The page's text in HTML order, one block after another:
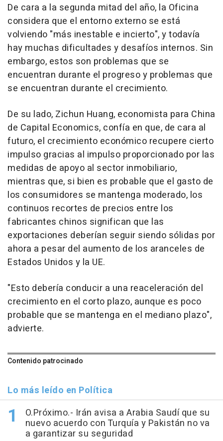
De cara a la segunda mitad del año, la Oficina
considera que el entorno externo se está
volviendo "más inestable e incierto", y todavía
hay muchas dificultades y desafíos internos. Sin
embargo, estos son problemas que se
encuentran durante el progreso y problemas que
se encuentran durante el crecimiento.
De su lado, Zichun Huang, economista para China
de Capital Economics, confía en que, de cara al
futuro, el crecimiento económico recupere cierto
impulso gracias al impulso proporcionado por las
medidas de apoyo al sector inmobiliario,
mientras que, si bien es probable que el gasto de
los consumidores se mantenga moderado, los
continuos recortes de precios entre los
fabricantes chinos significan que las
exportaciones deberían seguir siendo sólidas por
ahora a pesar del aumento de los aranceles de
Estados Unidos y la UE.
"Esto debería conducir a una reaceleración del
crecimiento en el corto plazo, aunque es poco
probable que se mantenga en el mediano plazo",
advierte.
Contenido patrocinado
Lo más leído en Política
O.Próximo.- Irán avisa a Arabia Saudí que su
nuevo acuerdo con Turquía y Pakistán no va
a garantizar su seguridad